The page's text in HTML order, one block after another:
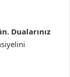
Dualarınız